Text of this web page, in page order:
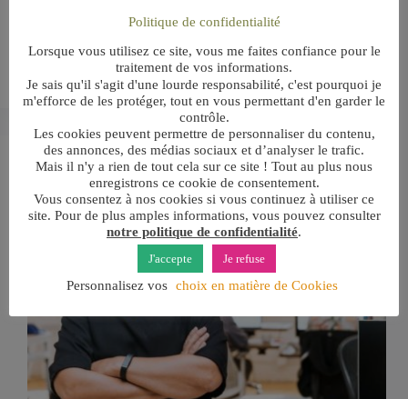
estime de soi. Pourquoi et comment ? Voici ici les six
mémoire « Coaching cognitif et comportemental
Politique de confidentialité
Lorsque vous utilisez ce site, vous me faites confiance pour le
traitement de vos informations.
Je sais qu'il s'agit d'une lourde responsabilité, c'est pourquoi je
m'efforce de les protéger, tout en vous permettant d'en garder le
contrôle.
Les cookies peuvent permettre de personnaliser du contenu,
des annonces, des médias sociaux et d’analyser le trafic.
Mais il n'y a rien de tout cela sur ce site ! Tout au plus nous
enregistrons ce cookie de consentement.
Vous consentez à nos cookies si vous continuez à utiliser ce
site. Pour de plus amples informations, vous pouvez consulter
notre politique de confidentialité.
J'accepte Je refuse
Personnalisez vos choix en matière de Cookies